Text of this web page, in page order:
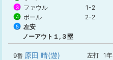
3 ファウル 1-2
4 ボール 2-2
5
左安
ノーアウト１,３塁
9番 原田 晴(遊) 左打 1年